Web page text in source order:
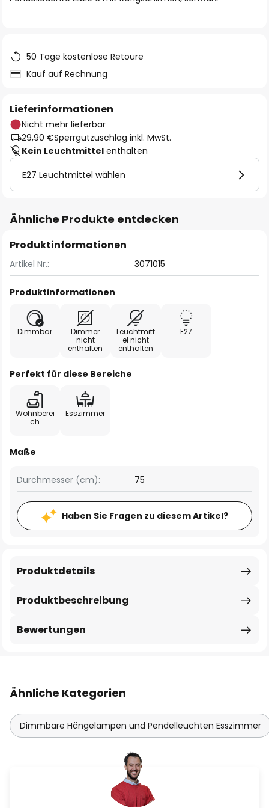
50 Tage kostenlose Retoure
Kauf auf Rechnung
Lieferinformationen
Nicht mehr lieferbar
29,90 €Sperrgutzuschlag inkl. MwSt.
Kein Leuchtmittel enthalten
E27 Leuchtmittel wählen
Ähnliche Produkte entdecken
Produktinformationen
Artikel Nr.: 3071015
Produktinformationen
Dimmbar
Dimmer
nicht
enthalten
Leuchtmitt
el nicht
enthalten
E27
Perfekt für diese Bereiche
Wohnberei
ch
Esszimmer
Maße
Durchmesser (cm): 75
Haben Sie Fragen zu diesem Artikel?
Produktbeschreibung
Produktdetails
Bewertungen
Ähnliche Kategorien
Dimmbare Hängelampen und Pendelleuchten Esszimmer